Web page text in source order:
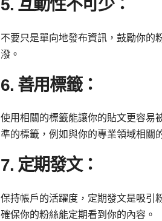
5. 互動性不可少：
不要只是單向地發布資訊，鼓勵你的
潑。
6. 善用標籤：
使用相關的標籤能讓你的貼文更容易
準的標籤，例如與你的專業領域相關
7. 定期發文：
保持帳戶的活躍度，定期發文是吸引
確保你的粉絲能定期看到你的內容。